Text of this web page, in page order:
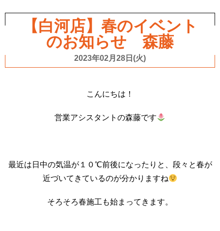
【白河店】春のイベント
のお知らせ 森藤
2023年02月28日(火)
こんにちは！
営業アシスタントの森藤です
最近は日中の気温が１０℃前後になったりと、段々と春が
近づいてきているのが分かりますね
そろそろ春施工も始まってきます。